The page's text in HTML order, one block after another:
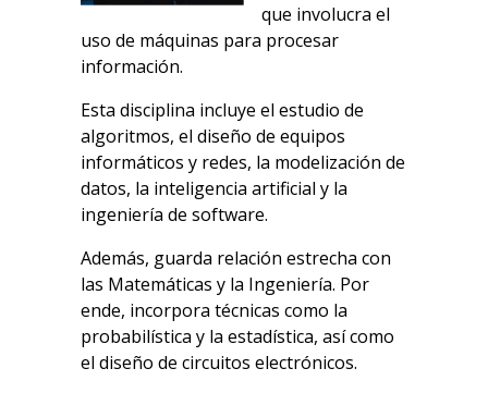
que involucra el
uso de máquinas para procesar
información.
Esta disciplina incluye el estudio de
algoritmos, el diseño de equipos
informáticos y redes, la modelización de
datos, la inteligencia artificial y la
ingeniería de software.
Además, guarda relación estrecha con
las Matemáticas y la Ingeniería. Por
ende, incorpora técnicas como la
probabilística y la estadística, así como
el diseño de circuitos electrónicos.